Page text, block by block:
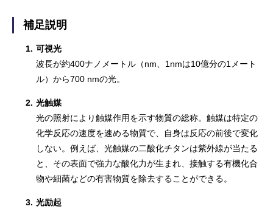
補足説明
1. 可視光
波長が約400ナノメートル（nm、1nmは10億分の1メート
ル）から700 nmの光。
2. 光触媒
光の照射により触媒作用を示す物質の総称。触媒は特定の
化学反応の速度を速める物質で、自身は反応の前後で変化
しない。例えば、光触媒の二酸化チタンは紫外線が当たる
と、その表面で強力な酸化力が生まれ、接触する有機化合
物や細菌などの有害物質を除去することができる。
3. 光励起